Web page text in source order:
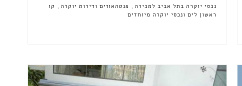
נכסי יוקרה בתל אביב למכירה , פנטהאוזים ודירות יוקרה , קו
ראשון לים ונכסי יוקרה מיוחדים